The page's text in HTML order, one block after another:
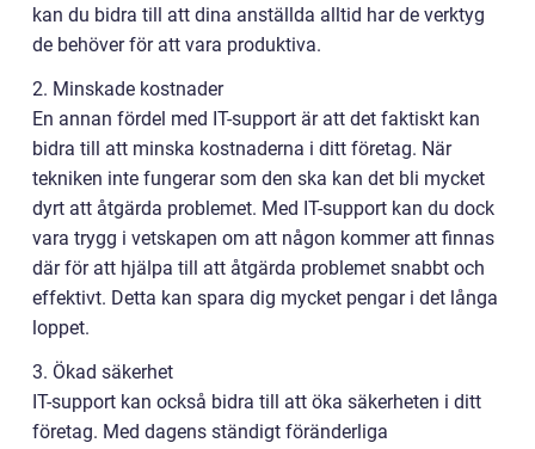
kan du bidra till att dina anställda alltid har de verktyg
de behöver för att vara produktiva.
2. Minskade kostnader
En annan fördel med IT-support är att det faktiskt kan
bidra till att minska kostnaderna i ditt företag. När
tekniken inte fungerar som den ska kan det bli mycket
dyrt att åtgärda problemet. Med IT-support kan du dock
vara trygg i vetskapen om att någon kommer att finnas
där för att hjälpa till att åtgärda problemet snabbt och
effektivt. Detta kan spara dig mycket pengar i det långa
loppet.
3. Ökad säkerhet
IT-support kan också bidra till att öka säkerheten i ditt
företag. Med dagens ständigt föränderliga